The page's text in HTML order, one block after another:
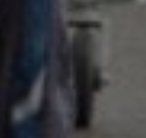
Over ons
Contact